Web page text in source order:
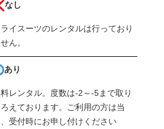
なし
ライスーツのレンタルは行っており
ん。
あり
レンタル。度数は-2～-5まで取り
えております。ご利用の方は当
、受付時にお申し付けください